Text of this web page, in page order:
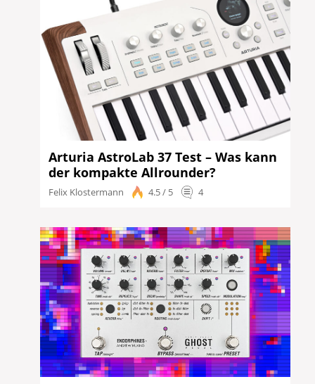
Arturia AstroLab 37 Test – Was kann
der kompakte Allrounder?
Felix Klostermann 4.5 / 5 4